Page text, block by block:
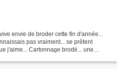
envie de broder cette fin d'année...
pas vraiment... se prêtent
j'aime... Cartonnage brodé... une